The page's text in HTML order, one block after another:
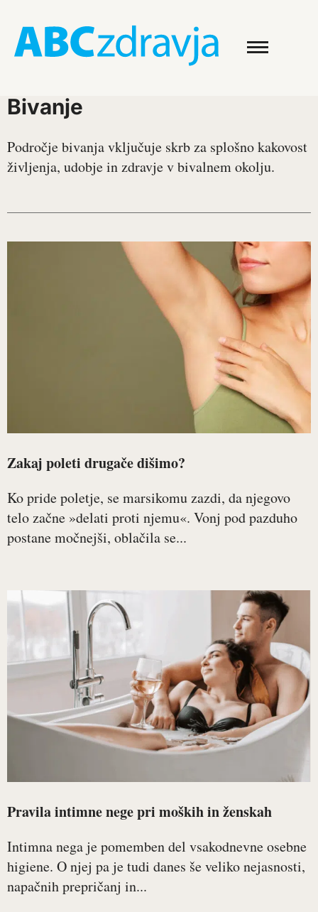
Bivanje
Področje bivanja vključuje skrb za splošno kakovost
življenja, udobje in zdravje v bivalnem okolju.
Zakaj poleti drugače dišimo?
Ko pride poletje, se marsikomu zazdi, da njegovo
telo začne »delati proti njemu«. Vonj pod pazduho
postane močnejši, oblačila se...
Pravila intimne nege pri moških in ženskah
Intimna nega je pomemben del vsakodnevne osebne
higiene. O njej pa je tudi danes še veliko nejasnosti,
napačnih prepričanj in...